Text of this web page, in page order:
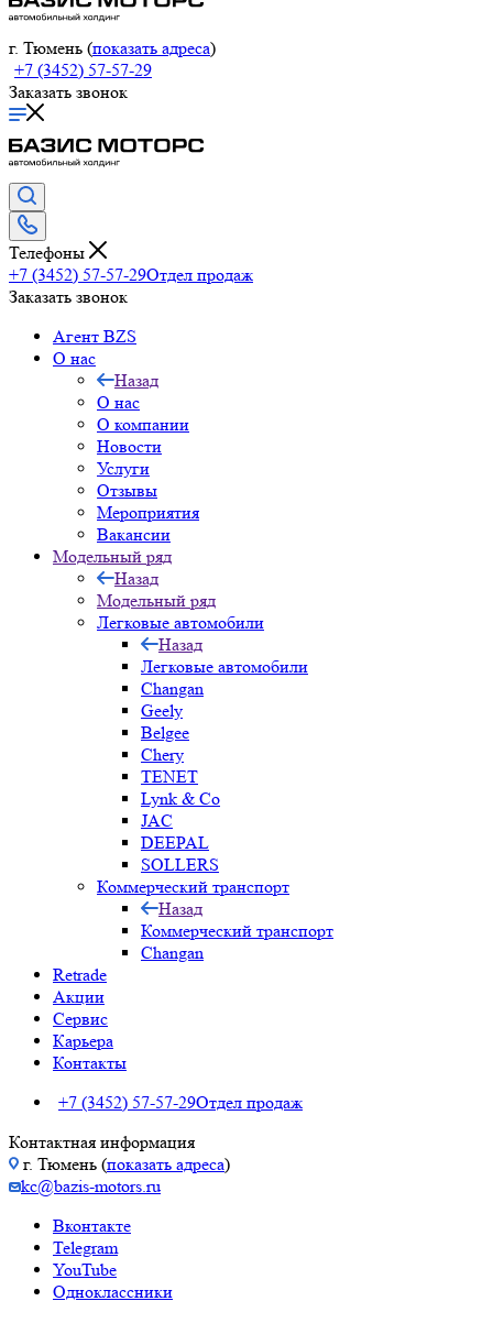
г. Тюмень (показать адреса)
+7 (3452) 57-57-29
Заказать звонок
Телефоны
+7 (3452) 57-57-29Отдел продаж
Заказать звонок
Агент BZS
О нас
Назад
О нас
О компании
Новости
Услуги
Отзывы
Мероприятия
Вакансии
Модельный ряд
Назад
Модельный ряд
Легковые автомобили
Назад
Легковые автомобили
Changan
Geely
Belgee
Chery
TENET
Lynk & Co
JAC
DEEPAL
SOLLERS
Коммерческий транспорт
Назад
Коммерческий транспорт
Changan
Retrade
Акции
Сервис
Карьера
Контакты
+7 (3452) 57-57-29Отдел продаж
Контактная информация
г. Тюмень (показать адреса)
kc@bazis-motors.ru
Вконтакте
Telegram
YouTube
Одноклассники